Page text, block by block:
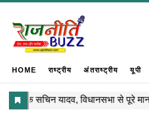
HOME राष्ट्रीय अंतराष्ट्रीय यूपी